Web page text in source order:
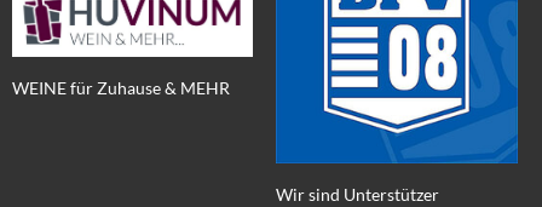
WEINE für Zuhause & MEHR
Wir sind Unterstützer